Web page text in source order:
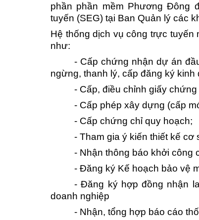
phần phần mềm Phương Đông
tuyến (SEG) tại Ban Quản lý các
Hệ thống dịch vụ công trực
như:
- Cấp chứng nhận dự án
ngừng, thanh lý, cấp đăng ký
- Cấp, điều chỉnh giấy
- Cấp phép xây dựng (cấp
- Cấp chứng chỉ quy hoạch;
- Tham gia ý kiến thiết kế cơ
- Nhận thông báo khởi công
- Đăng ký Kế hoạch bảo vệ
- Đăng ký hợp đồng nhận
doanh nghiệp
- Nhận, tổng hợp báo cáo